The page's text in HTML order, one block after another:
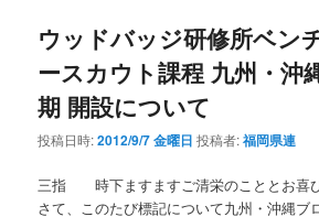
ウッドバッジ研修所ベン
ースカウト課程 九州・沖
期 開設について
投稿日時:2012/9/7 金曜日 投稿者:福岡県連
三指 時下ますますご清栄のこととお喜び
さて、このたび標記について九州・沖縄ブ